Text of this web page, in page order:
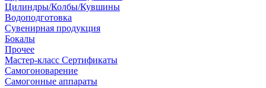
Цилиндры/Колбы/Кувшины
Водоподготовка
Сувенирная продукция
Бокалы
Прочее
Мастер-класс Сертификаты
Самогоноварение
Самогонные аппараты